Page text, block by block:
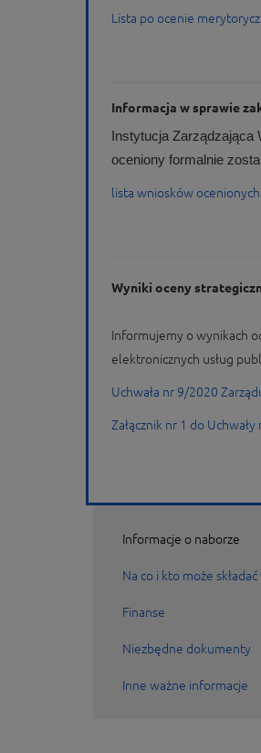
Lista po ocenie
Informacja w sprawie
Instytucja
oceniony formalnie
lista wniosków
Wyniki oceny
Informujemy o wynikach
elektronicznych usług
Uchwała nr 9/2020
Załącznik nr 1 do
Informacje o naborze
Na co i kto może
Finanse
Niezbędne dokumenty
Inne ważne informacje